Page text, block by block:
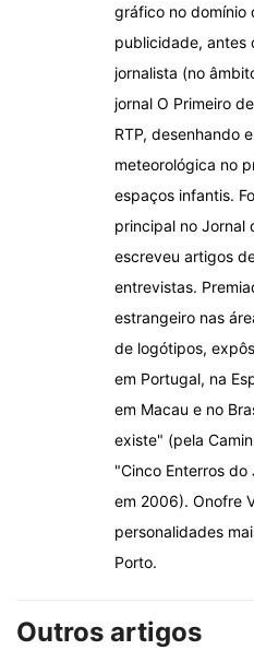
gráfico no domínio
publicidade, antes
jornalista (no
jornal O Primeiro
RTP, desenhando
meteorológica no
espaços infantis.
principal no Jornal
escreveu artigos
entrevistas.
estrangeiro nas
de logótipos,
em Portugal, na
em Macau e no
existe" (pela
"Cinco Enterros
em 2006). Onofre
personalidades
Porto.
Outros artigos